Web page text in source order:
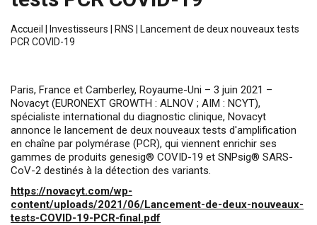
Accueil Investisseurs RNS
Lancement de deux nouveaux tests
PCR COVID-19
Paris, France et Camberley, Royaume-Uni – 3 juin 2021 –
Novacyt (EURONEXT GROWTH : ALNOV ; AIM : NCYT),
spécialiste international du diagnostic clinique, Novacyt
annonce le lancement de deux nouveaux tests d'amplification
en chaîne par polymérase (PCR), qui viennent enrichir ses
gammes de produits genesig® COVID-19 et SNPsig® SARS-
CoV-2 destinés à la détection des variants.
https://novacyt.com/wp-
content/uploads/2021/06/Lancement-de-deux-nouveaux-
tests-COVID-19-PCR-final.pdf